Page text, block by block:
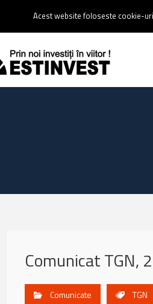
0237 238 900 |Email :
Comunicat TGN,
Comunicate TGN
Acest website foloseste cookie-